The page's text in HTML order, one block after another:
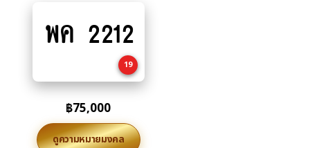
to
พค 2212
19
฿75,000
ดูความหมายมงคล